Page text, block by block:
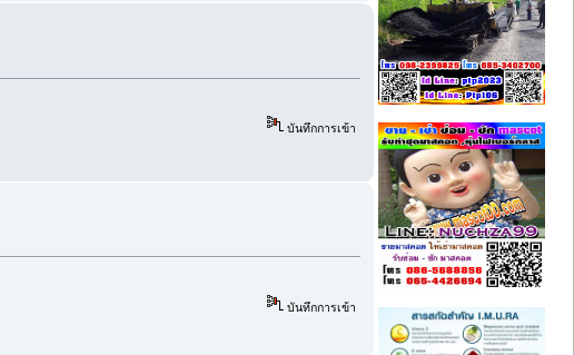
บันทึกการเข้า
บันทึกการเข้า